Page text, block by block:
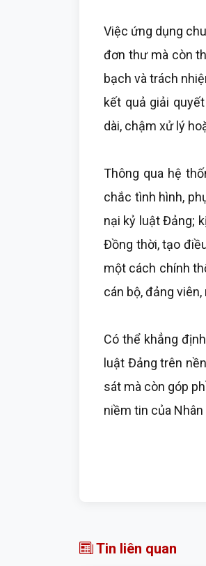
Việc ứng dụng
đơn thư mà còn
bạch và trách
kết quả giải
dài, chậm xử lý
Thông qua hệ
chắc tình hình,
nại kỷ luật Đảng;
Đồng thời, tạo
một cách chính
cán bộ, đảng
Có thể khẳng
luật Đảng trên
sát mà còn góp
niềm tin của
Tin liên quan